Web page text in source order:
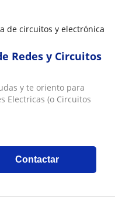
de circuitos y electrónica
Redes y Circuitos
y te oriento para
Electricas (o Circuitos
Contactar